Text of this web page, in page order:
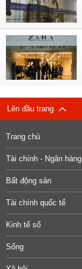
Lên đầu trang
Trang chủ
Tài chính - Ngân hàng
Bất động sản
Tài chính quốc tế
Kinh tế số
Sống